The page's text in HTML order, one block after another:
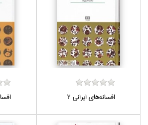
افسانه‌هاي ايراني 2